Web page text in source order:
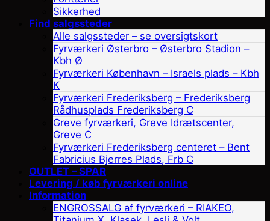
Sikkerhed
Find salgssteder
Alle salgssteder – se oversigtskort
Fyrværkeri Østerbro – Østerbro Stadion –
Kbh Ø
Fyrværkeri København – Israels plads – Kbh
K
Fyrværkeri Frederiksberg – Frederiksberg
Rådhusplads Frederiksberg C
Greve fyrværkeri, Greve Idrætscenter,
Greve C
Fyrværkeri Frederiksberg centeret – Bent
Fabricius Bjerres Plads, Frb C
OUTLET – SPAR
Levering / køb fyrværkeri online
Information
ENGROSSALG af fyrværkeri – RIAKEO,